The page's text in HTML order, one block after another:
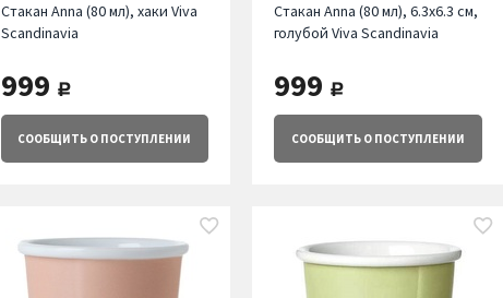
Стакан Anna (80 мл), хаки Viva
Scandinavia
999 руб.
СООБЩИТЬ О ПОСТУПЛЕНИИ
Стакан Annа (80 мл), 6.3х6.3 см,
голубой Viva Scandinavia
999 руб.
СООБЩИТЬО ПОСТУПЛЕНИИ